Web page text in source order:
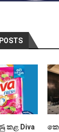
කළ Diva